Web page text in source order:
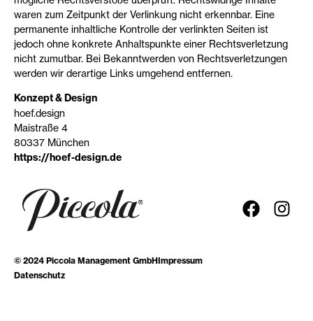
waren zum Zeitpunkt der Verlinkung nicht erkennbar. Eine
permanente inhaltliche Kontrolle der verlinkten Seiten ist
jedoch ohne konkrete Anhaltspunkte einer Rechtsverletzung
nicht zumutbar. Bei Bekanntwerden von Rechtsverletzungen
werden wir derartige Links umgehend entfernen.
Konzept & Design
hoef.design
Maistraße 4
80337 München
https://hoef-design.de
© 2024 Piccola Management GmbHImpressum
Datenschutz